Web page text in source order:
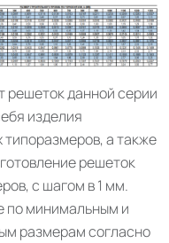
решеток данной серии
изделия
типоразмеров, а также
решеток
с шагом в 1 мм.
по минимальным и
размерам согласно